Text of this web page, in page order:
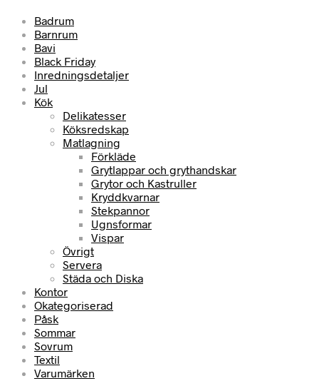
Badrum
Barnrum
Bavi
Black Friday
Inredningsdetaljer
Jul
Kök
Delikatesser
Köksredskap
Matlagning
Förkläde
Grytlappar och grythandskar
Grytor och Kastruller
Kryddkvarnar
Stekpannor
Ugnsformar
Vispar
Övrigt
Servera
Städa och Diska
Kontor
Okategoriserad
Påsk
Sommar
Sovrum
Textil
Varumärken